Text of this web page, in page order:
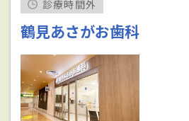
診療時間外
鶴見あさがお歯科